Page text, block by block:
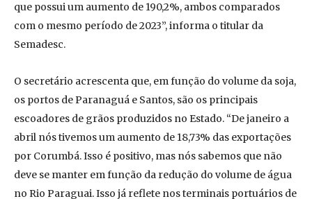
que possui um aumento de 190,2%, ambos comparados
com o mesmo período de 2023”, informa o titular da
Semadesc.
O secretário acrescenta que, em função do volume da soja,
os portos de Paranaguá e Santos, são os principais
escoadores de grãos produzidos no Estado. “De janeiro a
abril nós tivemos um aumento de 18,73% das exportações
por Corumbá. Isso é positivo, mas nós sabemos que não
deve se manter em função da redução do volume de água
no Rio Paraguai. Isso já reflete nos terminais portuários de